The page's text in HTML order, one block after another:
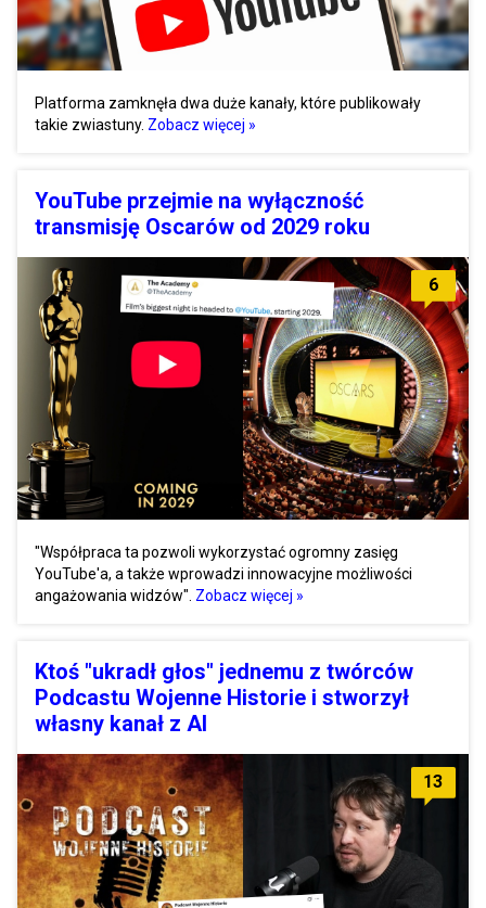
Platforma zamknęła dwa duże kanały, które publikowały
takie zwiastuny. Zobacz więcej »
YouTube przejmie na wyłączność
transmisję Oscarów od 2029 roku
6
"Współpraca ta pozwoli wykorzystać ogromny zasięg
YouTube'a, a także wprowadzi innowacyjne możliwości
angażowania widzów". Zobacz więcej »
Ktoś "ukradł głos" jednemu z twórców
Podcastu Wojenne Historie i stworzył
własny kanał z AI
13